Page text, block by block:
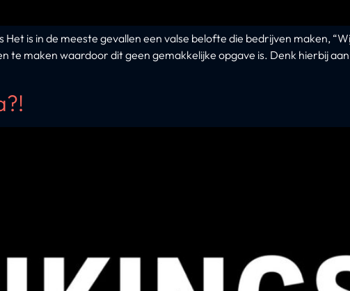
is in de meeste gevallen een valse belofte die bedrijven maken,
te maken waardoor dit geen gemakkelijke opgave is. Denk hierbij